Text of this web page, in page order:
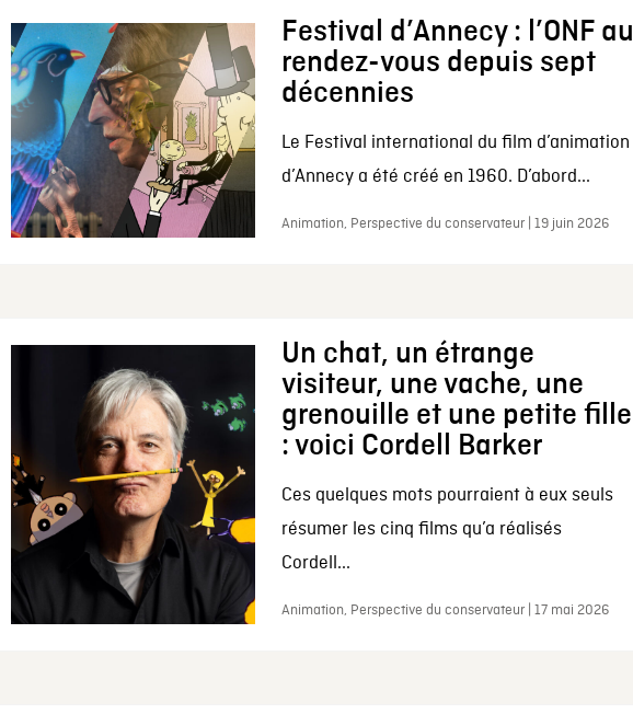
Festival d’Annecy : l’ONF au
rendez-vous depuis sept
décennies
Le Festival international du film d’animation
d’Annecy a été créé en 1960. D’abord...
Animation, Perspective du conservateur | 19 juin 2026
Un chat, un étrange
visiteur, une vache, une
grenouille et une petite fille
: voici Cordell Barker
Ces quelques mots pourraient à eux seuls
résumer les cinq films qu’a réalisés
Cordell...
Animation, Perspective du conservateur | 17 mai 2026